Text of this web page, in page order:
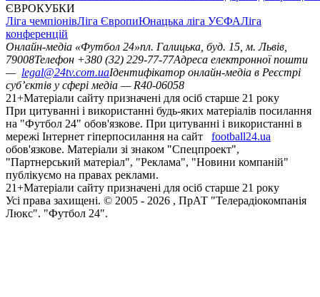
ЄВРОКУБКИ
Ліга чемпіонівЛіга ЄвропиЮнацька ліга УЄФАЛіга
конференцій
Онлайн-медіа «Футбол 24»пл. Галицька, буд. 15, м. Львів,
79008Телефон +380 (32) 229-77-77Адреса електронної пошти
— legal@24tv.com.uaІдентифікатор онлайн-медіа в Реєстрі
суб’єктів у сфері медіа — R40-06058
21+Матеріали сайту призначені для осіб старше 21 року
При цитуванні і використанні будь-яких матеріалів посилання
на "Футбол 24" обов'язкове. При цитуванні і використанні в
мережі Інтернет гіперпосилання на сайт
football24.ua
обов'язкове. Матеріали зі знаком "Спецпроект",
"Партнерський матеріал", "Реклама", "Новини компаній"
публікуємо на правах реклами.
21+Матеріали сайту призначені для осіб старше 21 року
Усi права захищенi. © 2005 - 2026 , ПрАТ "Телерадіокомпанія
Люкс". "Футбол 24".